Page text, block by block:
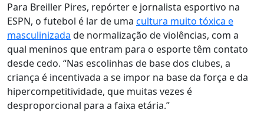
Para Breiller Pires, repórter e jornalista esportivo na
ESPN, o futebol é lar de uma cultura muito tóxica e
masculinizada de normalização de violências, com a
qual meninos que entram para o esporte têm contato
desde cedo. “Nas escolinhas de base dos clubes, a
criança é incentivada a se impor na base da força e da
hipercompetitividade, que muitas vezes é
desproporcional para a faixa etária.”